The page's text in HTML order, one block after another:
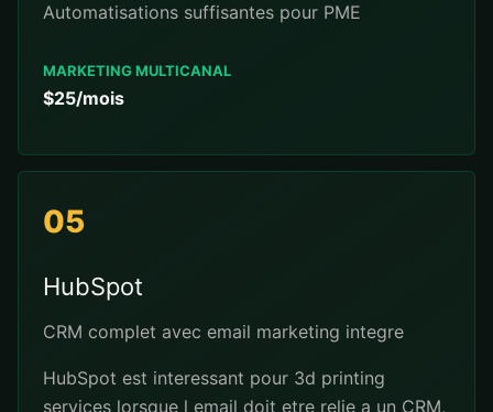
Automatisations suffisantes pour PME
MARKETING MULTICANAL
$25/mois
05
HubSpot
CRM complet avec email marketing integre
HubSpot est interessant pour 3d printing
services lorsque l email doit etre relie a un CRM,